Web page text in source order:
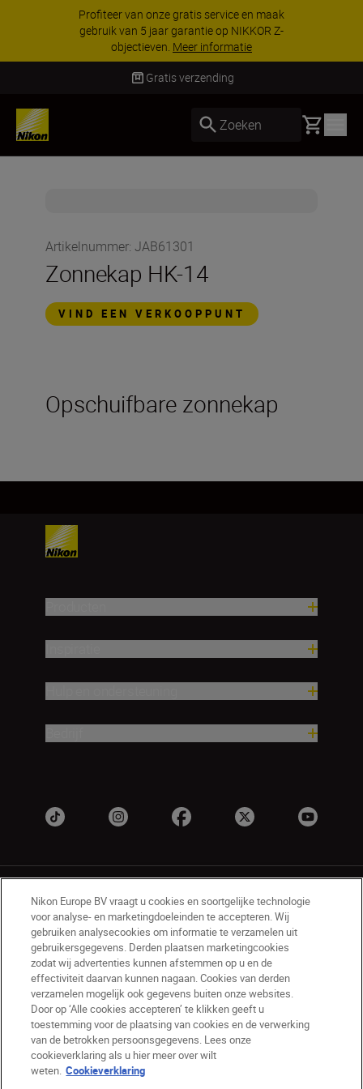
Profiteer van onze gratis service en maak
gebruik van 5 jaar garantie op NIKKOR Z-
objectieven. Meer informatie
Gratis verzending
Zoeken Basket
Artikelnummer: JAB61301
Zonnekap HK-14
VIND EEN VERKOOPPUNT
Opschuifbare zonnekap
BE(nl) Nikon Sites
Contact opnemen
Privacyverklaring
Gebruiksvoorwaarden
Nikon Store - Algemene voorwaarden
Cookieverklaring
Toegankelijkheid
Cookie-instellingen
© 2026 Nikon
Nikon Europe BV vraagt u cookies en soortgelijke technologie
voor analyse- en marketingdoeleinden te accepteren. Wij
gebruiken analysecookies om informatie te verzamelen uit
gebruikersgegevens. Derden plaatsen marketingcookies
zodat wij advertenties kunnen afstemmen op u en de
effectiviteit daarvan kunnen nagaan. Cookies van derden
verzamelen mogelijk ook gegevens buiten onze websites.
Door op ‘Alle cookies accepteren’ te klikken geeft u
toestemming voor de plaatsing van cookies en de verwerking
van de betrokken persoonsgegevens. Lees onze
cookieverklaring als u hier meer over wilt
weten. Cookieverklaring